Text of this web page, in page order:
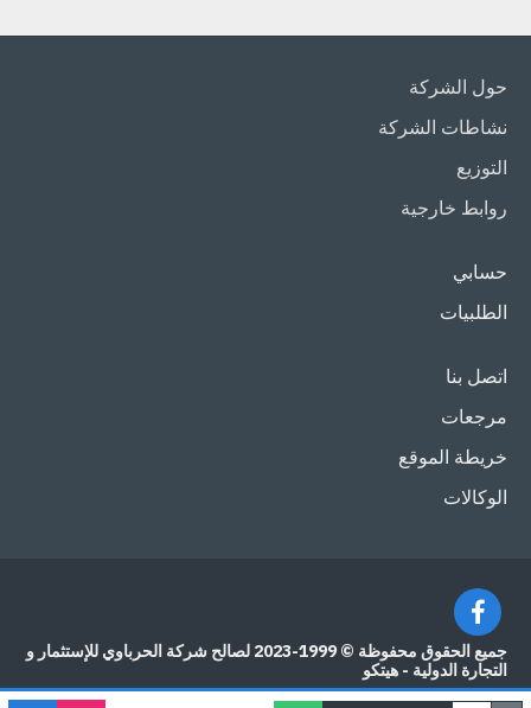
حول الشركة
نشاطات الشركة
التوزيع
روابط خارجية
حسابي
الطلبيات
اتصل بنا
مرجعات
خريطة الموقع
الوكالات
جميع الحقوق محفوظة © 1999-2023 لصالح شركة الحرباوي للإستثمار و
التجارة الدولية - هيتكو